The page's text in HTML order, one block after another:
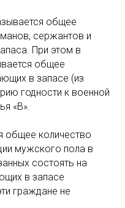
общее
сержантов и
При этом в
общее
в запасе (из
годности к военной
«В».
общее количество
мужского пола в
состоять на
в запасе
граждане не